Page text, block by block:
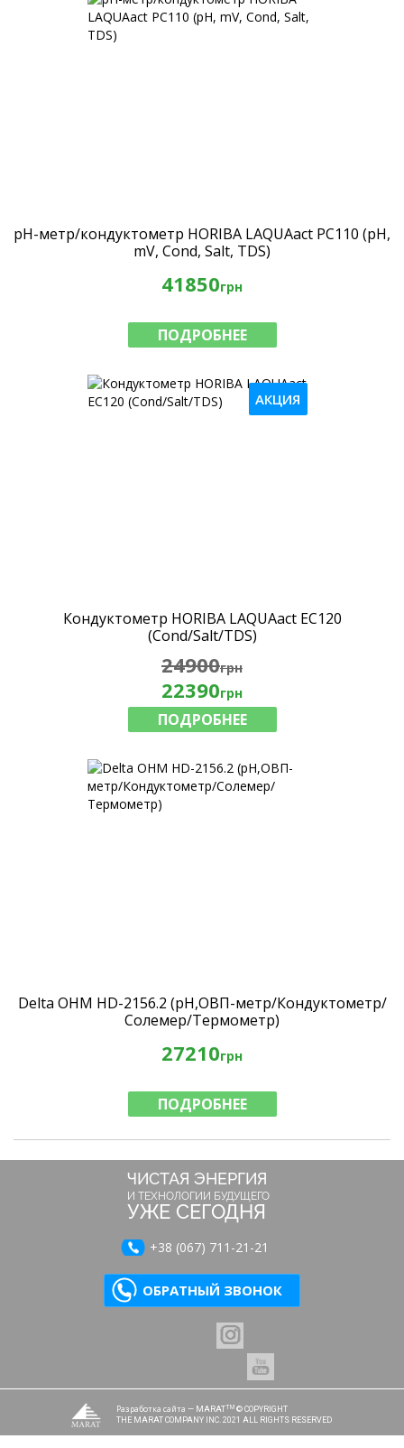
pH-метр/кондуктометр HORIBA LAQUAact PC110 (pH,
mV, Cond, Salt, TDS)
41850грн
ПОДРОБНЕЕ
АКЦИЯ
Кондуктометр HORIBA LAQUAact EC120
(Cond/Salt/TDS)
24900грн
22390грн
ПОДРОБНЕЕ
Delta OHM HD-2156.2 (рН,ОВП-метр/Кондуктометр/
Солемер/Термометр)
27210грн
ПОДРОБНЕЕ
ЧИСТАЯ ЭНЕРГИЯ
И ТЕХНОЛОГИИ БУДУЩЕГО
УЖЕ СЕГОДНЯ
+38 (067) 711-21-21
ОБРАТНЫЙ ЗВОНОК
Разработка сайта — MARATTM © COPYRIGHT
THE MARAT COMPANY INC. 2021 ALL RIGHTS RESERVED